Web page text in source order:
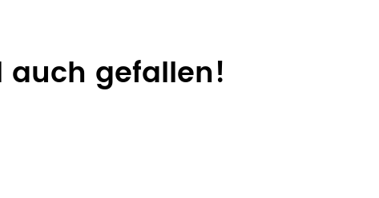
auch gefallen!